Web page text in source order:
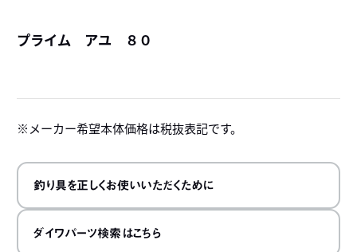
プライム アユ ８０
メーカー希望本体価格は税抜表記です。
釣り具を正しくお使いいただくために
ダイワパーツ検索はこちら